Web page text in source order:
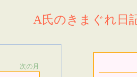
A氏のきまぐれ日
次の月